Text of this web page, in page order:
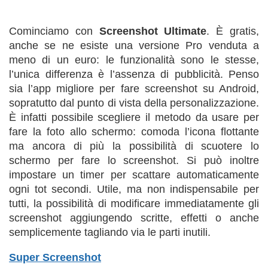
Cominciamo con Screenshot Ultimate. È gratis,
anche se ne esiste una versione Pro venduta a
meno di un euro: le funzionalità sono le stesse,
l’unica differenza è l’assenza di pubblicità. Penso
sia l’app migliore per fare screenshot su Android,
sopratutto dal punto di vista della personalizzazione.
È infatti possibile scegliere il metodo da usare per
fare la foto allo schermo: comoda l’icona flottante
ma ancora di più la possibilità di scuotere lo
schermo per fare lo screenshot. Si può inoltre
impostare un timer per scattare automaticamente
ogni tot secondi. Utile, ma non indispensabile per
tutti, la possibilità di modificare immediatamente gli
screenshot aggiungendo scritte, effetti o anche
semplicemente tagliando via le parti inutili.
Super Screenshot